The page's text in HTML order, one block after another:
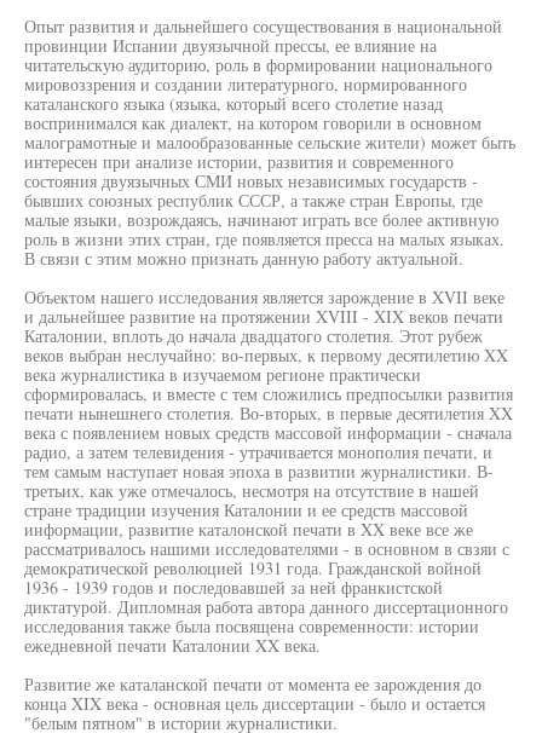
Опыт развития и дальнейшего сосуществования в национальной
провинции Испании двуязычной прессы, ее влияние на
читательскую аудиторию, роль в формировании национального
мировоззрения и создании литературного, нормированного
каталанского языка (языка, который всего столетие назад
воспринимался как диалект, на котором говорили в основном
малограмотные и малообразованные сельские жители) может быть
интересен при анализе истории, развития и современного
состояния двуязычных СМИ новых независимых государств -
бывших союзных республик СССР, а также стран Европы, где
малые языки, возрождаясь, начинают играть все более активную
роль в жизни этих стран, где появляется пресса на малых языках.
В связи с этим можно признать данную работу актуальной.
Объектом нашего исследования является зарождение в XVII веке
и дальнейшее развитие на протяжении XVIII - XIX веков печати
Каталонии, вплоть до начала двадцатого столетия. Этот рубеж
веков выбран неслучайно: во-первых, к первому десятилетию XX
века журналистика в изучаемом регионе практически
сформировалась, и вместе с тем сложились предпосылки развития
печати нынешнего столетия. Во-вторых, в первые десятилетия XX
века с появлением новых средств массовой информации - сначала
радио, а затем телевидения - утрачивается монополия печати, и
тем самым наступает новая эпоха в развитии журналистики. В-
третьих, как уже отмечалось, несмотря на отсутствие в нашей
стране традиции изучения Каталонии и ее средств массовой
информации, развитие каталонской печати в XX веке все же
рассматривалось нашими исследователями - в основном в свзяи с
демократической революцией 1931 года. Гражданской войной
1936 - 1939 годов и последовавшей за ней франкистской
диктатурой. Дипломная работа автора данного диссертационного
исследования также была посвящена современности: истории
ежедневной печати Каталонии XX века.
Развитие же каталанской печати от момента ее зарождения до
конца XIX века - основная цель диссертации - было и остается
"белым пятном" в истории журналистики.